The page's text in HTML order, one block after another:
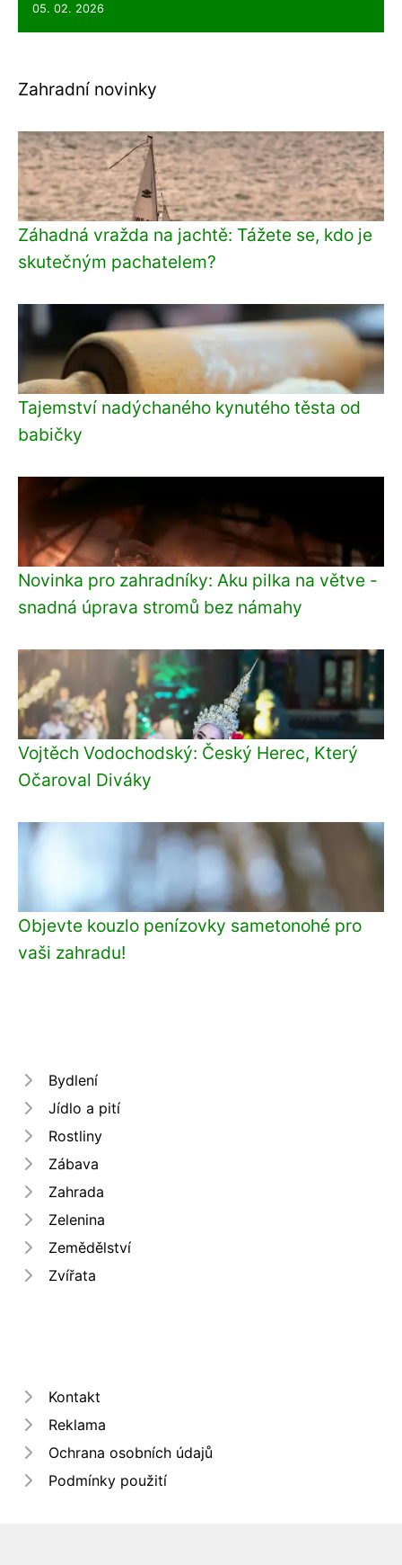
05. 02. 2026
Zahradní novinky
Záhadná vražda na jachtě: Tážete se, kdo je
skutečným pachatelem?
Tajemství nadýchaného kynutého těsta od
babičky
Novinka pro zahradníky: Aku pilka na větve -
snadná úprava stromů bez námahy
Vojtěch Vodochodský: Český Herec, Který
Očaroval Diváky
Objevte kouzlo penízovky sametonohé pro
vaši zahradu!
Bydlení
Jídlo a pití
Rostliny
Zábava
Zahrada
Zelenina
Zemědělství
Zvířata
Kontakt
Reklama
Ochrana osobních údajů
Podmínky použití